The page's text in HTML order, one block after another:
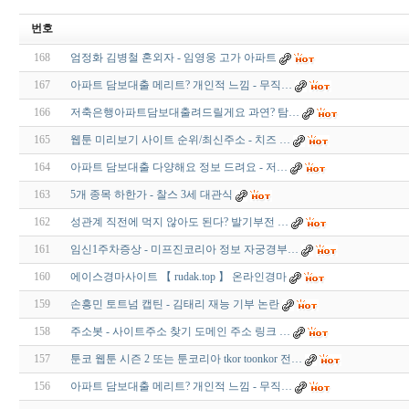
번호
168 엄정화 김병철 혼외자 - 임영웅 고가 아파트
167 아파트 담보대출 메리트? 개인적 느낌 - 무직…
166 저축은행아파트담보대출려드릴게요 과연? 탐…
165 웹툰 미리보기 사이트 순위/최신주소 - 치즈 …
164 아파트 담보대출 다양해요 정보 드려요 - 저…
163 5개 종목 하한가 - 찰스 3세 대관식
162 성관계 직전에 먹지 않아도 된다? 발기부전 …
161 임신1주차증상 - 미프진코리아 정보 자궁경부…
160 에이스경마사이트 【 rudak.top 】 온라인경마
159 손흥민 토트넘 캡틴 - 김태리 재능 기부 논란
158 주소봇 - 사이트주소 찾기 도메인 주소 링크 …
157 툰코 웹툰 시즌 2 또는 툰코리아 tkor toonkor 전…
156 아파트 담보대출 메리트? 개인적 느낌 - 무직…